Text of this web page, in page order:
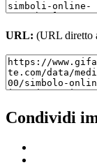
URL: (URL diretto
Condividi